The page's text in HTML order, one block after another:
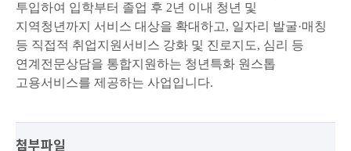
투입하여 입학부터 졸업 후 2년 이내 청년 및
지역청년까지 서비스 대상을 확대하고, 일자리 발굴·매칭
등 직접적 취업지원서비스 강화 및 진로지도, 심리 등
연계전문상담을 통합지원하는 청년특화 원스톱
고용서비스를 제공하는 사업입니다.
첨부파일